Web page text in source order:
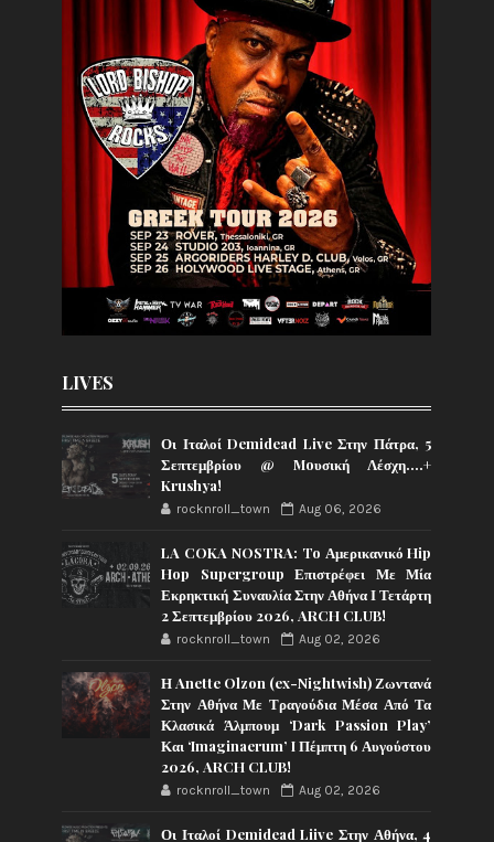
LIVES
Οι Ιταλοί Demidead Live Στην Πάτρα, 5
Σεπτεμβρίου @ Moυσική Λέσχη….+
Krushya!
rocknroll_town Aug 06, 2026
LA COKA NOSTRA: To Αμερικανικό Hip
Hop Supergroup Επιστρέφει Με Μία
Εκρηκτική Συναυλία Στην Αθήνα Ι Τετάρτη
2 Σεπτεμβρίου 2026, ARCH CLUB!
rocknroll_town Aug 02, 2026
Η Anette Olzon (ex-Nightwish) Ζωντανά
Στην Αθήνα Με Τραγούδια Μέσα Από Τα
Κλασικά Άλμπουμ ‘Dark Passion Play’
Και ‘Imaginaerum’ I Πέμπτη 6 Αυγούστου
2026, ARCH CLUB!
rocknroll_town Aug 02, 2026
Οι Ιταλοί Demidead Liive Στην Αθήνα, 4